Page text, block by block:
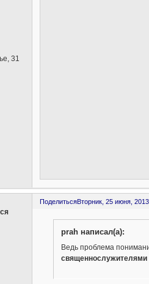
31
ПоделитьсяВторник, 25 июня,
prah написал(а):
Ведь проблема
священнослужителями